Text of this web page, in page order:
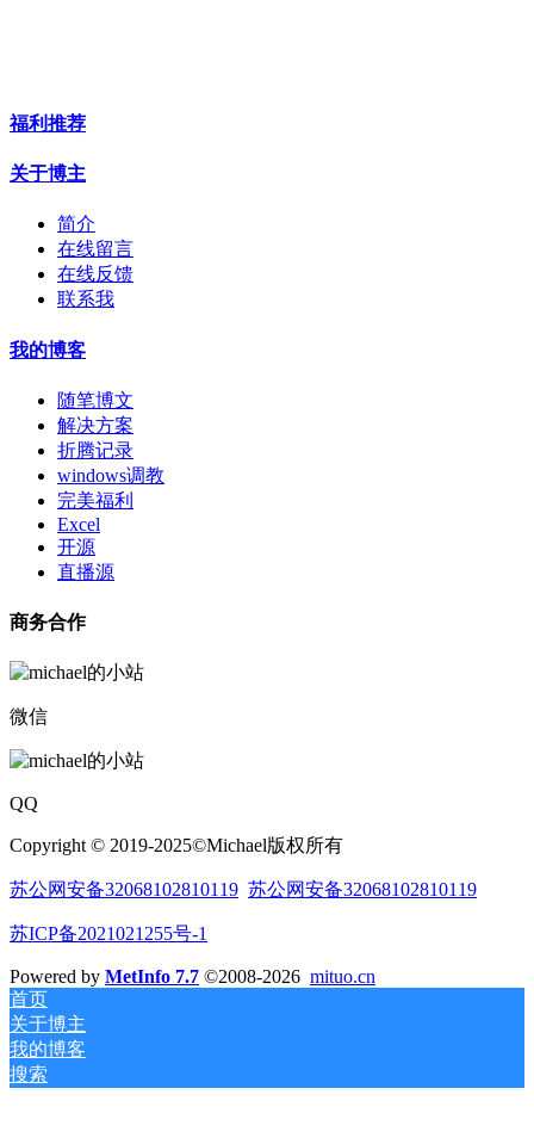
福利推荐
关于博主
简介
在线留言
在线反馈
联系我
我的博客
随笔博文
解决方案
折腾记录
windows调教
完美福利
Excel
开源
直播源
商务合作
微信
QQ
Copyright © 2019-2025©Michael版权所有
苏公网安备32068102810119 苏公网安备32068102810119
苏ICP备2021021255号-1
Powered by MetInfo 7.7 ©2008-2026 mituo.cn
首页
关于博主
我的博客
搜索